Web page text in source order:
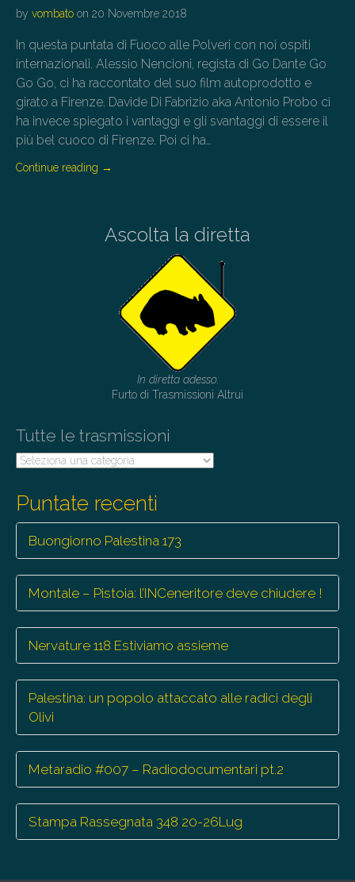
by vombato on 20 Novembre 2018
In questa puntata di Fuoco alle Polveri con noi ospiti
internazionali. Alessio Nencioni, regista di Go Dante Go
Go Go, ci ha raccontato del suo film autoprodotto e
girato a Firenze. Davide Di Fabrizio aka Antonio Probo ci
ha invece spiegato i vantaggi e gli svantaggi di essere il
più bel cuoco di Firenze. Poi ci ha…
Continue reading →
Ascolta la diretta
In diretta adesso:
Furto di Trasmissioni Altrui
Tutte le trasmissioni
Tutte
Puntate recenti
Buongiorno Palestina 173
Montale – Pistoia: l’INCeneritore deve chiudere !
Nervature 118 Estiviamo assieme
Palestina: un popolo attaccato alle radici degli
Olivi
Metaradio #007 – Radiodocumentari pt.2
Stampa Rassegnata 348 20-26Lug